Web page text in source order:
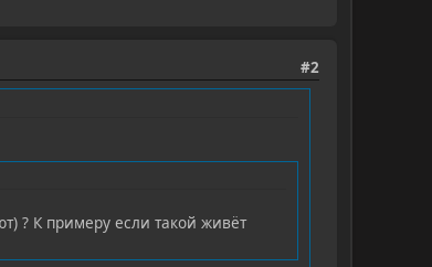
#2
? К примеру если такой живёт